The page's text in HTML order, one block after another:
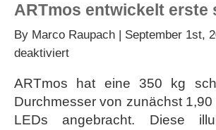
ARTmos entwickelt erste
By Marco Raupach | September 1st,
deaktiviertfür
erste
serienreife
Kugel
ARTmos hat eine 350 kg
Durchmesser von zunächst
LEDs angebracht. Diese